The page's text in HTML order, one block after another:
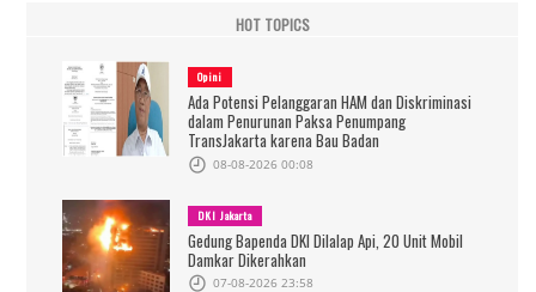
HOT TOPICS
Opini
Ada Potensi Pelanggaran HAM dan Diskriminasi
dalam Penurunan Paksa Penumpang
TransJakarta karena Bau Badan
08-08-2026 00:08
DKI Jakarta
Gedung Bapenda DKI Dilalap Api, 20 Unit Mobil
Damkar Dikerahkan
07-08-2026 23:58